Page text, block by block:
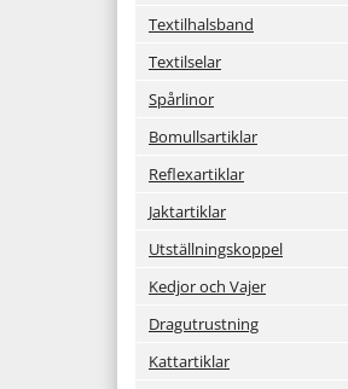
Textilhalsband
Textilselar
Spårlinor
Bomullsartiklar
Reflexartiklar
Jaktartiklar
Utställningskoppel
Kedjor och Vajer
Dragutrustning
Kattartiklar